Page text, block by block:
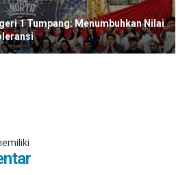
1 Tumpang: Menumbuhkan Nilai